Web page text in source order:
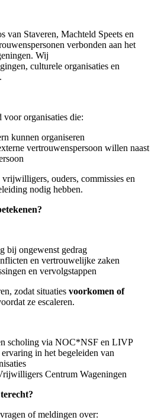
Staveren, Machteld Speets en
verbonden aan het
Wij
culturele organisaties en
voor organisaties die:
kunnen organiseren
vertrouwenspersoon willen naast
ouders, commissies en
nodig hebben.
bij ongewenst gedrag
en vertrouwelijke zaken
en vervolgstappen
zodat situaties voorkomen of
ze escaleren.
scholing via NOC*NSF en LIVP
in het begeleiden van
Centrum Wageningen
of meldingen over: